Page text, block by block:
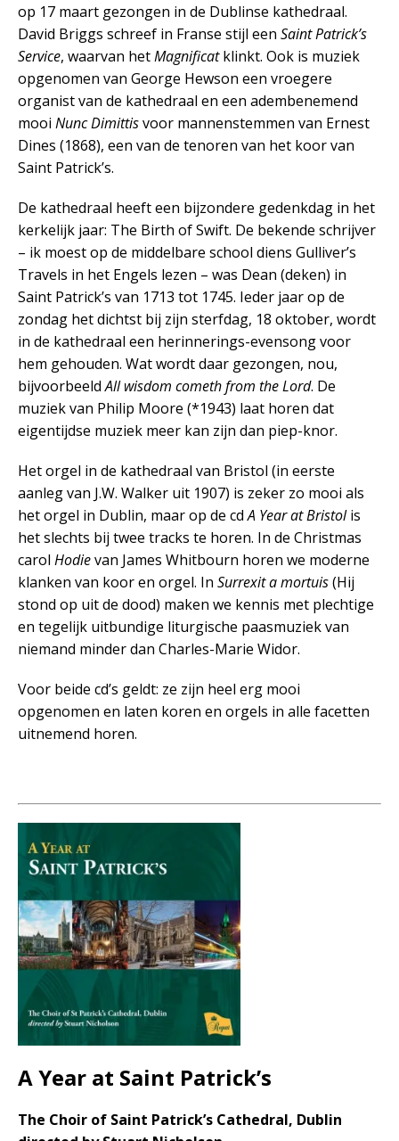
op 17 maart gezongen in de Dublinse kathedraal.
David Briggs schreef in Franse stijl een Saint Patrick’s
Service, waarvan hetMagnificatklinkt. Ook is muziek
opgenomen van George Hewson een vroegere
organist van de kathedraal en een adembenemend
mooi Nunc Dimittisvoor mannenstemmen van Ernest
Dines (1868), een van de tenoren van het koor van
Saint Patrick’s.
De kathedraal heeft een bijzondere gedenkdag in het
kerkelijk jaar: The Birth of Swift. De bekende schrijver
– ik moest op de middelbare school diens Gulliver’s
Travels in het Engels lezen – was Dean (deken) in
Saint Patrick’s van 1713 tot 1745. Ieder jaar op de
zondag het dichtst bij zijn sterfdag, 18 oktober, wordt
in de kathedraal een herinnerings-evensong voor
hem gehouden. Wat wordt daar gezongen, nou,
bijvoorbeeldAll wisdom cometh from the Lord. De
muziek van Philip Moore (*1943) laat horen dat
eigentijdse muziek meer kan zijn dan piep-knor.
Het orgel in de kathedraal van Bristol (in eerste
aanleg van J.W. Walker uit 1907) is zeker zo mooi als
het orgel in Dublin, maar op de cdA Year at Bristolis
het slechts bij twee tracks te horen. In de Christmas
carol Hodievan James Whitbourn horen we moderne
klanken van koor en orgel. In Surrexit a mortuis(Hij
stond op uit de dood) maken we kennis met plechtige
en tegelijk uitbundige liturgische paasmuziek van
niemand minder dan Charles-Marie Widor.
Voor beide cd’s geldt: ze zijn heel erg mooi
opgenomen en laten koren en orgels in alle facetten
uitnemend horen.
A Year at Saint Patrick’s
The Choir of Saint Patrick’s Cathedral, Dublin